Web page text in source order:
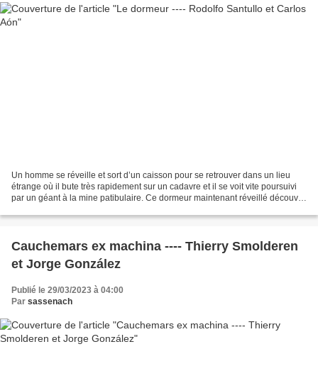
Un homme se réveille et sort d’un caisson pour se retrouver dans un lieu
étrange où il bute très rapidement sur un cadavre et il se voit vite poursuivi
par un géant à la mine patibulaire. Ce dormeur maintenant réveillé découvre
Cauchemars ex machina ---- Thierry Smolderen
et Jorge González
Publié le 29/03/2023 à 04:00
Par sassenach